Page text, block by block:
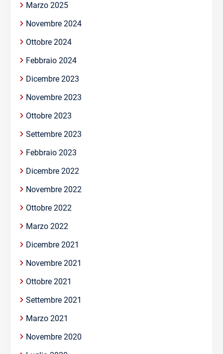
Marzo 2025
Novembre 2024
Ottobre 2024
Febbraio 2024
Dicembre 2023
Novembre 2023
Ottobre 2023
Settembre 2023
Febbraio 2023
Dicembre 2022
Novembre 2022
Ottobre 2022
Marzo 2022
Dicembre 2021
Novembre 2021
Ottobre 2021
Settembre 2021
Marzo 2021
Novembre 2020